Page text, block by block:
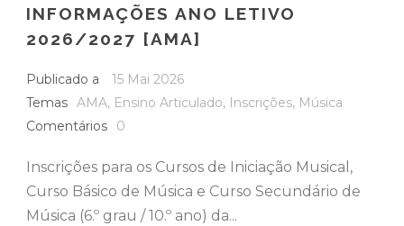
INFORMAÇÕES ANO LETIVO
2026/2027 [AMA]
Publicado a
15 Mai 2026
Temas AMA, Ensino Articulado, Inscrições, Música
Comentários
0
Inscrições para os Cursos de Iniciação Musical,
Curso Básico de Música e Curso Secundário de
Música (6.º grau / 10.º ano) da...